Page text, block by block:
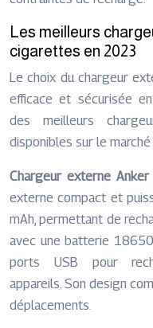
Les meilleurs
cigarettes en 2023
Le choix du chargeur
efficace et sécurisée
des meilleurs
disponibles sur le marché
Chargeur externe
externe compact et
mAh, permettant de
avec une batterie
ports USB pour
appareils. Son design
déplacements.